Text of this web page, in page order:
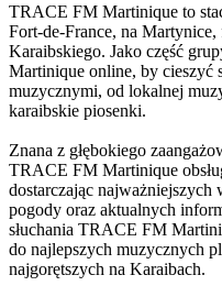
TRACE FM Martinique to
Fort-de-France, na
Karaibskiego. Jako część
Martinique online, by cieszyć
muzycznymi, od lokalnej
karaibskie piosenki.
Znana z głębokiego
TRACE FM Martinique
dostarczając
pogody oraz aktualnych
słuchania TRACE FM
do najlepszych muzycznych
najgorętszych na Karaibach.